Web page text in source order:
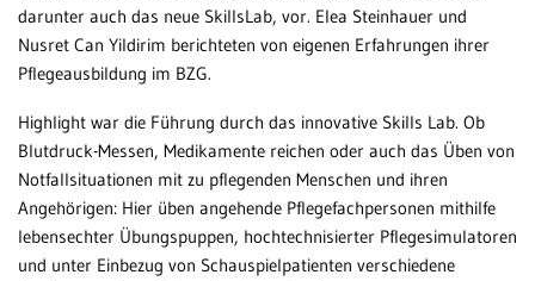
darunter auch das neue SkillsLab, vor. Elea Steinhauer und
Nusret Can Yildirim berichteten von eigenen Erfahrungen ihrer
Pflegeausbildung im BZG.
Highlight war die Führung durch das innovative Skills Lab. Ob
Blutdruck-Messen, Medikamente reichen oder auch das Üben von
Notfallsituationen mit zu pflegenden Menschen und ihren
Angehörigen: Hier üben angehende Pflegefachpersonen mithilfe
lebensechter Übungspuppen, hochtechnisierter Pflegesimulatoren
und unter Einbezug von Schauspielpatienten verschiedene